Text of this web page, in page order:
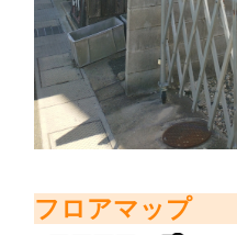
フロアマップ